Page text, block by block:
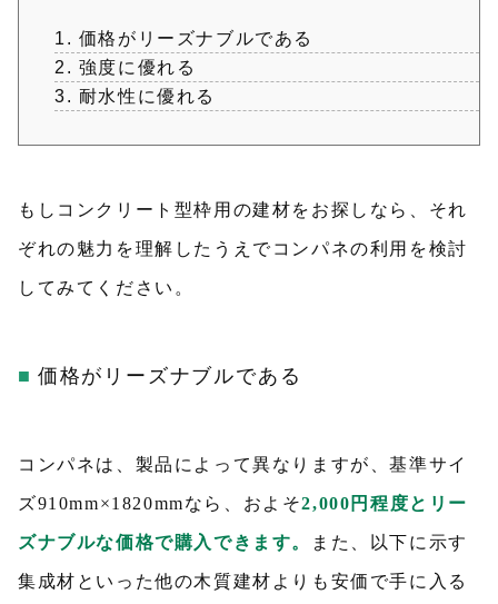
価格がリーズナブルである
強度に優れる
耐水性に優れる
もしコンクリート型枠用の建材をお探しなら、それ
ぞれの魅力を理解したうえでコンパネの利用を検討
してみてください。
価格がリーズナブルである
コンパネは、製品によって異なりますが、基準サイ
ズ910mm×1820mmなら、およそ2,000円程度とリー
ズナブルな価格で購入できます。 また、以下に示す
集成材といった他の木質建材よりも安価で手に入る